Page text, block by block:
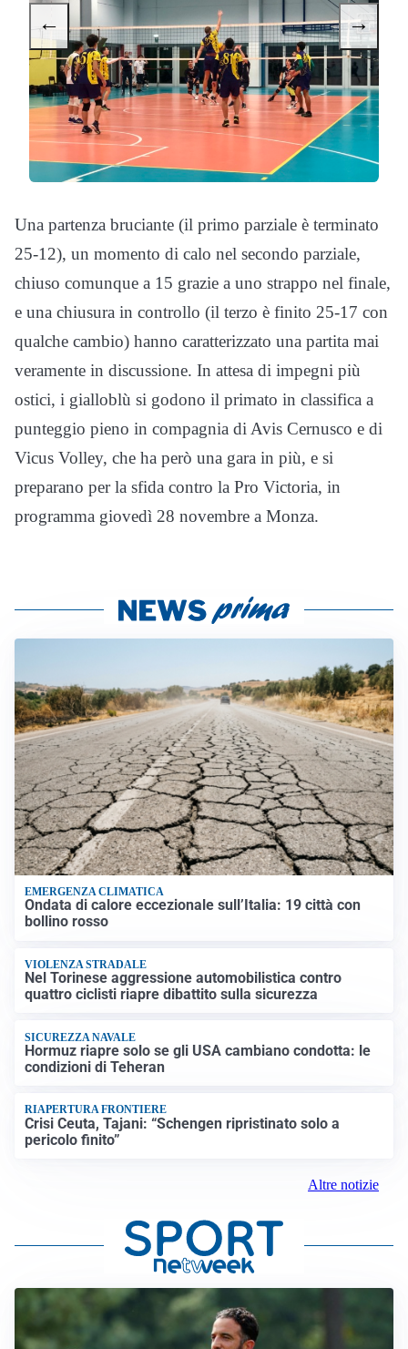
← →
Una partenza bruciante (il primo parziale è terminato
25-12), un momento di calo nel secondo parziale,
chiuso comunque a 15 grazie a uno strappo nel finale,
e una chiusura in controllo (il terzo è finito 25-17 con
qualche cambio) hanno caratterizzato una partita mai
veramente in discussione. In attesa di impegni più
ostici, i gialloblù si godono il primato in classifica a
punteggio pieno in compagnia di Avis Cernusco e di
Vicus Volley, che ha però una gara in più, e si
preparano per la sfida contro la Pro Victoria, in
programma giovedì 28 novembre a Monza.
EMERGENZA CLIMATICA
Ondata di calore eccezionale sull’Italia: 19 città con
bollino rosso
VIOLENZA STRADALE
Nel Torinese aggressione automobilistica contro
quattro ciclisti riapre dibattito sulla sicurezza
SICUREZZA NAVALE
Hormuz riapre solo se gli USA cambiano condotta: le
condizioni di Teheran
RIAPERTURA FRONTIERE
Crisi Ceuta, Tajani: “Schengen ripristinato solo a
pericolo finito”
Altre notizie